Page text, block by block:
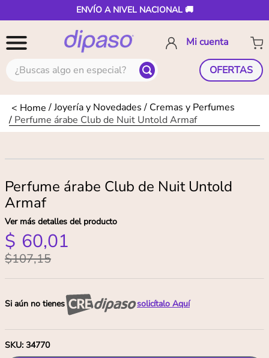
ENVÍO A NIVEL NACIONAL 🚚
¿Buscas algo en especial? OFERTAS
Joyería y Novedades
Cremas y Perfumes
Perfume árabe Club de Nuit Untold Armaf
Perfume árabe Club de Nuit Untold
Armaf
Ver más detalles del producto
$ 60,01
$107,15
Si aún no tienes solicítalo Aquí
SKU: 34770